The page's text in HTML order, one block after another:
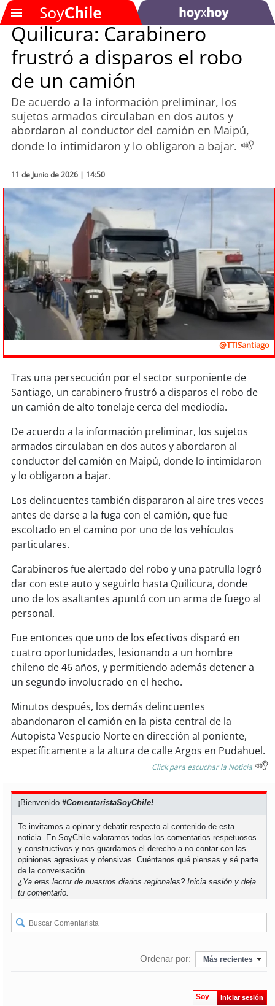
Podcast
Actualidad
Economía
Tecnología
Sostenibilidad
soychile
soyarica
soyiquique
soycalama
soyantofagasta
soycopiapó
soy
soyquillota
soychillán
soysancarlos
soytalcahuano
soy concepción
soycoronel
soyarauco
soyvaldivia
soyosorno
soypuertomontt
soychiloé
Quilicura: Carabinero
frustró a disparos el robo
de un camión
De acuerdo a la información preliminar, los
sujetos armados circulaban en dos autos y
abordaron al conductor del camión en Maipú,
donde lo intimidaron y lo obligaron a bajar.
11 de Junio de 2026 | 14:50
@TTISantiago
Tras una persecución por el sector surponiente de
Santiago, un carabinero frustró a disparos el robo de
un camión de alto tonelaje cerca del mediodía.
De acuerdo a la información preliminar, los sujetos
armados circulaban en dos autos y abordaron al
conductor del camión en Maipú, donde lo intimidaron
y lo obligaron a bajar.
Los delincuentes también dispararon al aire tres veces
antes de darse a la fuga con el camión, que fue
escoltado en el camino por uno de los vehículos
particulares.
Carabineros fue alertado del robo y una patrulla logró
dar con este auto y seguirlo hasta Quilicura, donde
uno de los asaltantes apuntó con un arma de fuego al
personal.
Fue entonces que uno de los efectivos disparó en
cuatro oportunidades, lesionando a un hombre
chileno de 46 años, y permitiendo además detener a
un segundo involucrado en el hecho.
Minutos después, los demás delincuentes
abandonaron el camión en la pista central de la
Autopista Vespucio Norte en dirección al poniente,
específicamente a la altura de calle Argos en Pudahuel.
Click para escuchar la Noticia
¡Bienvenido#ComentaristaSoyChile!
Te invitamos a opinar y debatir respecto al contenido de esta
noticia. En SoyChile valoramos todos los comentarios respetuosos
y constructivos y nos guardamos el derecho a no contar con las
opiniones agresivas y ofensivas. Cuéntanos qué piensas y sé parte
de la conversación.
¿Ya eres lector de nuestros diarios regionales?Inicia sesión y deja
tu comentario.
Ordenar por: Más recientes
Soy Iniciar sesión